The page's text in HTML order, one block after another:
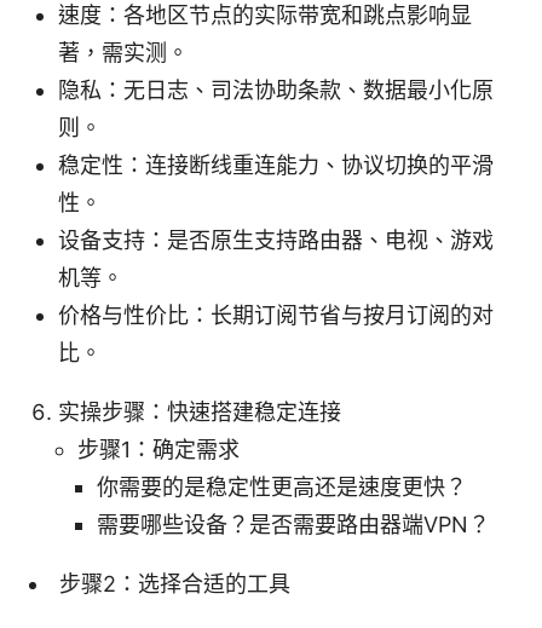
速度：各地区节点的实际带宽和跳点影响显
著，需实测。
隐私：无日志、司法协助条款、数据最小化原
则。
稳定性：连接断线重连能力、协议切换的平滑
性。
设备支持：是否原生支持路由器、电视、游戏
机等。
价格与性价比：长期订阅节省与按月订阅的对
比。
实操步骤：快速搭建稳定连接
步骤1：确定需求
你需要的是稳定性更高还是速度更快？
需要哪些设备？是否需要路由器端VPN？
步骤2：选择合适的工具